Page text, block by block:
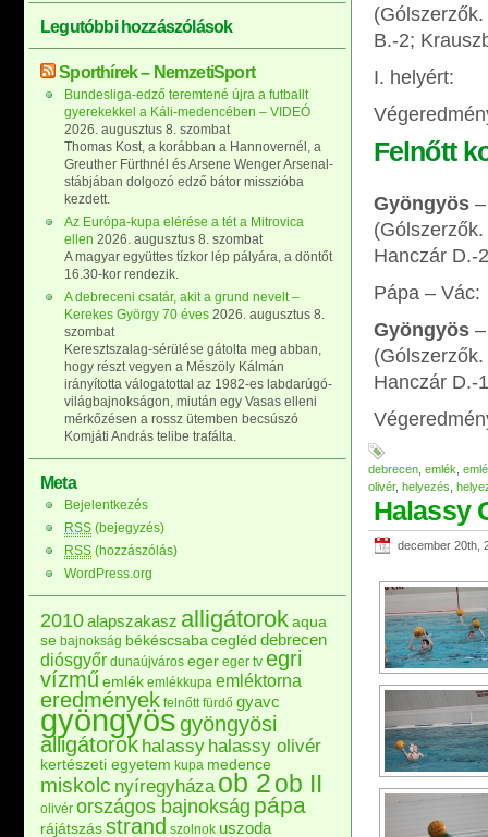
B.-2;
I. helyért:
Felnőtt
Gyöngyös
Hanczár D.-
Pápa –
Gyöngyös
Hanczár D.-
debrecen emlék
olivér, helyezés
Halassy
december 20th,
Legutóbbi hozzászólások
Sporthírek – NemzetiSport
Bundesliga-edző teremtené újra a futballt
gyerekekkel a Káli-medencében – VIDEÓ
2026. augusztus 8. szombat
Thomas Kost, a korábban a Hannovernél, a
Greuther Fürthnél és Arsene Wenger Arsenal-
stábjában dolgozó edző bátor misszióba
kezdett.
Az Európa-kupa elérése a tét a Mitrovica
ellen 2026. augusztus 8. szombat
A magyar együttes tízkor lép pályára, a döntőt
16.30-kor rendezik.
A debreceni csatár, akit a grund nevelt –
Kerekes György 70 éves 2026. augusztus 8.
szombat
Keresztszalag-sérülése gátolta meg abban,
hogy részt vegyen a Mészöly Kálmán
irányította válogatottal az 1982-es labdarúgó-
világbajnokságon, miután egy Vasas elleni
mérkőzésen a rossz ütemben becsúszó
Komjáti András telibe trafálta.
Meta
Bejelentkezés
RSS (bejegyzés)
RSS (hozzászólás)
WordPress.org
2010alapszakasz alligátorokaqua
se bajnokság békéscsaba cegléd debrecen
diósgyőr dunaújváros eger eger tv egri
vízműemlék emlékkupa emléktorna
eredmények felnőtt fürdő gyavc
gyöngyösgyöngyösi
alligátorok halassy halassy olivér
kertészeti egyetem kupa medence
miskolc nyíregyháza ob 2ob II
olivér országos bajnokság pápa
rájátszás strand szolnok uszoda